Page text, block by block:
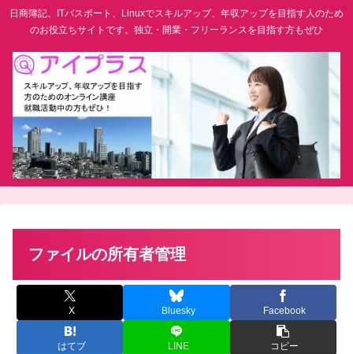
日商簿記、ITパスポート、Linuxでスキルアップ、年収アップを目指す人のため
のお役立ちサイトです。独立・開業・フリーランスを目指す方もぜひ
ファイルの所有者管理
X Bluesky Facebook
はてブ LINE コピー